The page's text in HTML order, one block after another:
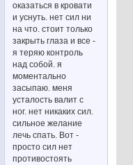
оказаться в кровати
и уснуть. нет сил ни
на что. стоит только
закрыть глаза и все -
я теряю контроль
над собой. я
моментально
засыпаю. меня
усталость валит с
ног. нет никаких сил.
сильное желание
лечь спать. Вот -
просто сил нет
противостоять